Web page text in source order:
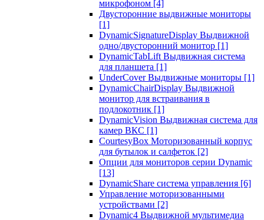
микрофоном [4]
Двусторонние выдвижные мониторы
[1]
DynamicSignatureDisplay Выдвижной
одно/двусторонний монитор [1]
DynamicTabLift Выдвижная система
для планшета [1]
UnderCover Выдвижные мониторы [1]
DynamicChairDisplay Выдвижной
монитор для встраивания в
подлокотник [1]
DynamicVision Выдвижная система для
камер ВКС [1]
CourtesyBox Моторизованный корпус
для бутылок и салфеток [2]
Опции для мониторов серии Dynamic
[13]
DynamicShare система управления [6]
Управление моторизованными
устройствами [2]
Dynamic4 Выдвижной мультимедиа